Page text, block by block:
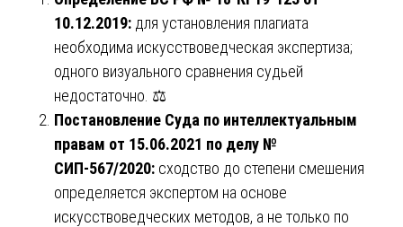
10.12.2019: для установления плагиата
необходима искусствоведческая экспертиза;
одного визуального сравнения судьей
недостаточно. ⚖️
Постановление Суда по интеллектуальным
правам от 15.06.2021 по делу №
СИП-567/2020: сходство до степени смешения
определяется экспертом на основе
искусствоведческих методов, а не только по